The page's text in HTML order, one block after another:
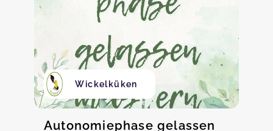
Wickelküken
Autonomiephase gelassen